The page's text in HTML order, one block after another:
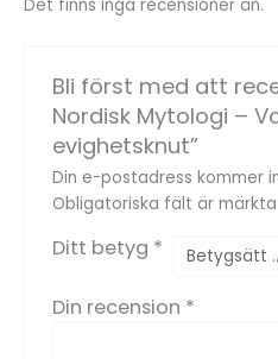
Det finns inga recensioner än.
Bli först med att
Nordisk Mytologi –
evighetsknut”
Din e-postadress kommer
Obligatoriska fält är märkta
Ditt betyg *
Din recension *